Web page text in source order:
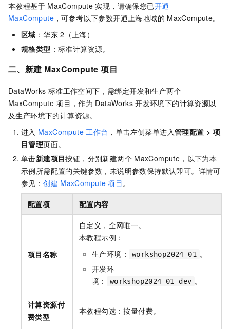
本教程基于 MaxCompute 实现，请确保您已开通
MaxCompute ，可参考以下参数开通上海地域的 MaxCompute。
区域 ：华东 2（上海）
规格类型 ：标准计算资源。
二、新建 MaxCompute 项目
DataWorks 标准工作空间下，需绑定开发和生产两个
MaxCompute 项目，作为 DataWorks 开发环境下的计算资源以
及生产环境下的计算资源。
进入 MaxCompute 工作台 ，单击左侧菜单进入管理配置 > 项
目管理页面。
单击新建项目按钮，分别新建两个 MaxCompute，以下为本
示例所需配置的关键参数，未说明参数保持默认即可。详情可
参见：创建 MaxCompute 项目 。
配置项 配置内容
项目名称
自定义，全网唯一。
本教程示例：
生产环境：
workshop2024_01
。
开发环
境：
workshop2024_01_dev 。
计算资源付
费类型
本教程勾选：按量付费。